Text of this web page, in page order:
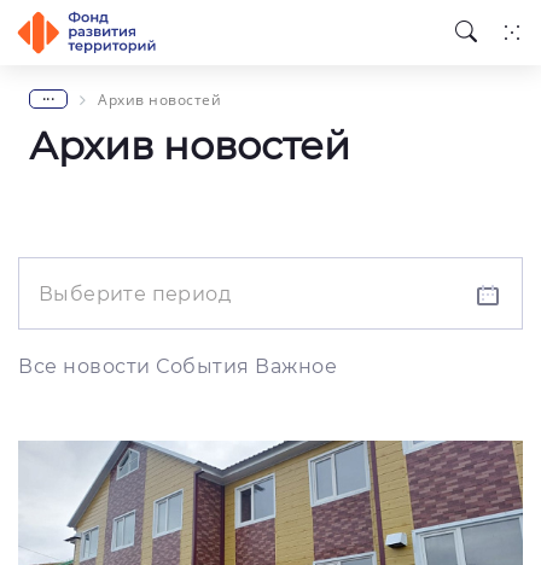
... Архив новостей
Архив новостей
Все новости События Важное